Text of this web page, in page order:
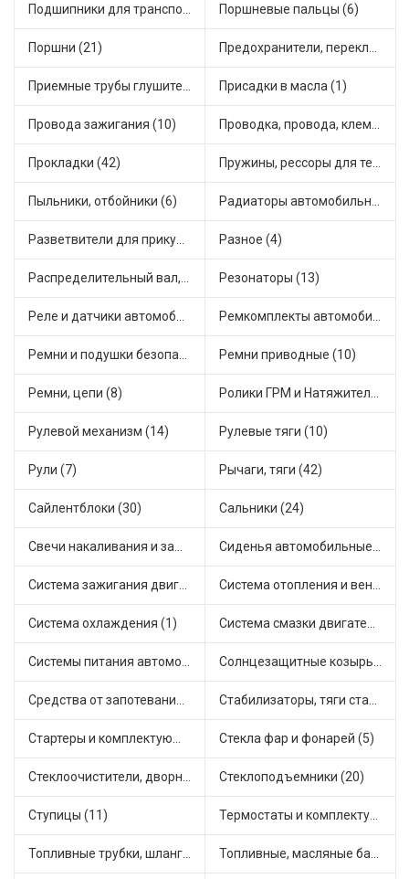
Подшипники для транспорта (43) Поршневые пальцы (6)
Поршни (21) Предохранители, переключатели, кнопки автомобильные (40)
Приемные трубы глушителя (5) Присадки в масла (1)
Провода зажигания (10) Проводка, провода, клеммы и разъемы (23)
Прокладки (42) Пружины, рессоры для техники (29)
Пыльники, отбойники (6) Радиаторы автомобильные (17)
Разветвители для прикуривателя (3) Разное (4)
Распределительный вал, шестерни распределительного (7) Резонаторы (13)
Реле и датчики автомобильные (82) Ремкомплекты автомобильные (81)
Ремни и подушки безопасности (9) Ремни приводные (10)
Ремни, цепи (8) Ролики ГРМ и Натяжители (17)
Рулевой механизм (14) Рулевые тяги (10)
Рули (7) Рычаги, тяги (42)
Сайлентблоки (30) Сальники (24)
Свечи накаливания и зажигания (31) Сиденья автомобильные (1)
Система зажигания двигателя (3) Система отопления и вентиляции (17)
Система охлаждения (1) Система смазки двигателя (17)
Системы питания автомобиля (21) Солнцезащитные козырьки для салона автомобиля (3)
Средства от запотевания и размораживатели стекла (1) Стабилизаторы, тяги стабилизатора, стойки стабилиз (3)
Стартеры и комплектующие (38) Стекла фар и фонарей (5)
Стеклоочистители, дворники (1) Стеклоподъемники (20)
Ступицы (11) Термостаты и комплектующие системы охлаждения (55)
Топливные трубки, шланги, магистрали и рампы (3) Топливные, масляные баки (1)